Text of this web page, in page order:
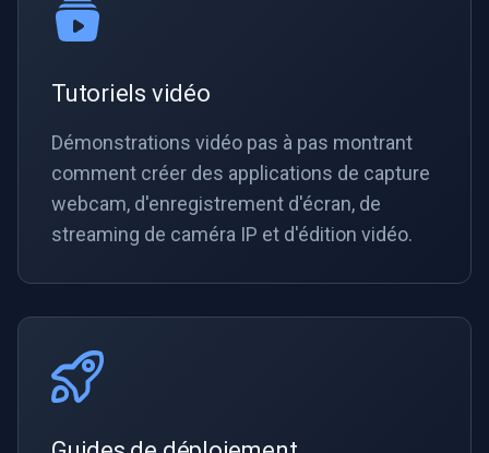
Tutoriels vidéo
Démonstrations vidéo pas à pas montrant
comment créer des applications de capture
webcam, d'enregistrement d'écran, de
streaming de caméra IP et d'édition vidéo.